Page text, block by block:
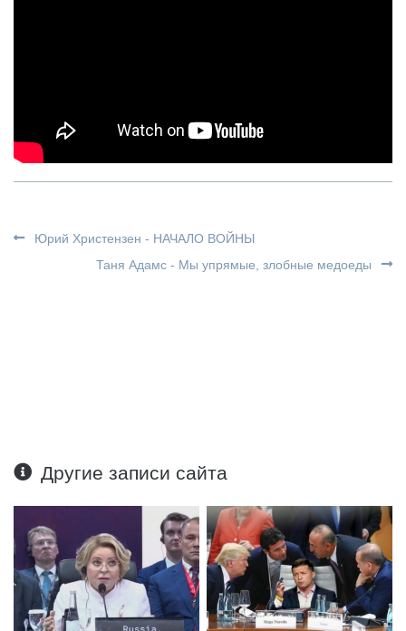
Юрий Христензен - НАЧАЛО ВОЙНЫ
Таня Адамс - Мы упрямые, злобные медоеды
Другие записи сайта